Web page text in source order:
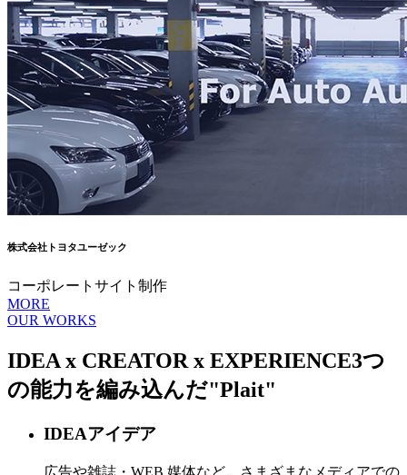
株式会社トヨタユーゼック
コーポレートサイト制作
MORE
OUR WORKS
IDEA x CREATOR x EXPERIENCE3つ
の能力を編み込んだ"Plait"
IDEAアイデア
広告や雑誌・WEB 媒体など、さまざまなメディアでの